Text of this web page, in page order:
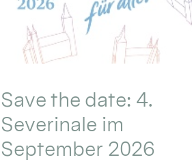
Save the date: 4.
Severinale im
September 2026